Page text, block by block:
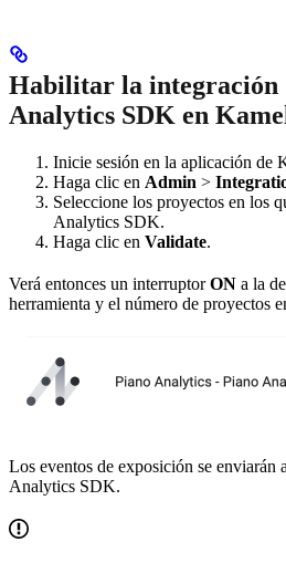
Habilitar la integración
Analytics SDK en
Inicie sesión en la aplicación de
Haga clic en Admin >
Seleccione los proyectos en los
Analytics SDK.
Haga clic en Validate.
Verá entonces un interruptorON a la
herramienta y el número de proyectos
Los eventos de exposición se enviarán
Analytics SDK.